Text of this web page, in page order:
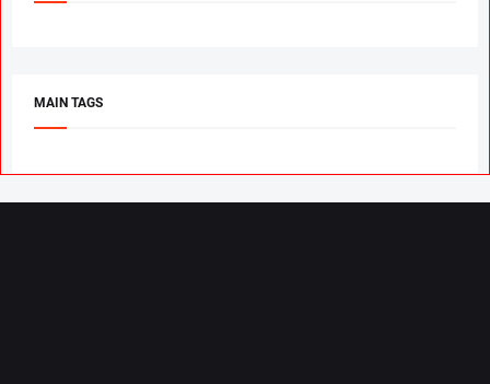
MAIN TAGS